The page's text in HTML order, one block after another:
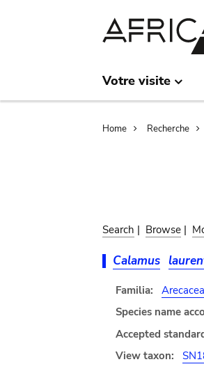
Votre visite
Home Recherche
Search | Browse |
Calamus
Familia:
Species name
Accepted
View taxon: